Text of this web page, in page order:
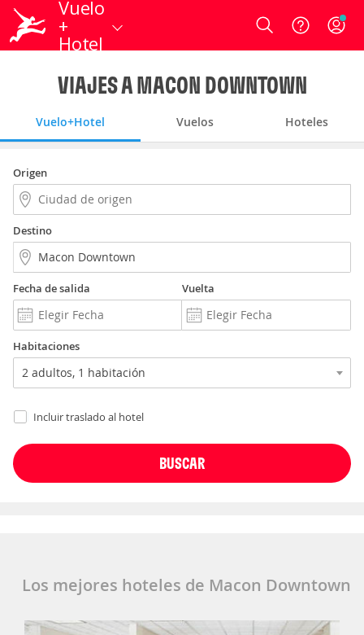
Vuelo
+
Hotel
Login
VIAJES A MACON DOWNTOWN
Vuelo+Hotel Vuelos Hoteles
Origen
Destino
Fecha de salida Vuelta
Habitaciones
Incluir traslado al hotel
Los mejores hoteles de Macon Downtown